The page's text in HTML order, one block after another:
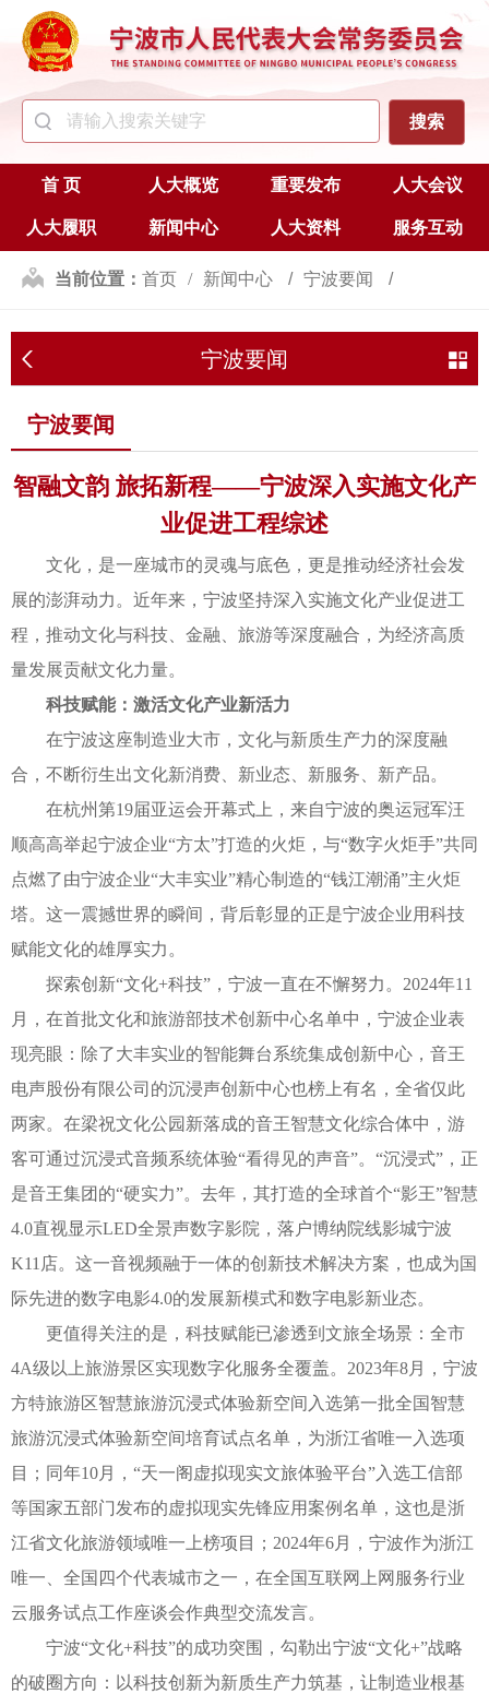
首 页 人大概览 重要发布 人大会议
人大履职 新闻中心 人大资料 服务互动
当前位置： 首页 新闻中心 宁波要闻
宁波要闻
宁波要闻
智融文韵 旅拓新程——宁波深入实施文化产
业促进工程综述
文化，是一座城市的灵魂与底色，更是推动经济社会发
展的澎湃动力。近年来，宁波坚持深入实施文化产业促进工
程，推动文化与科技、金融、旅游等深度融合，为经济高质
量发展贡献文化力量。
科技赋能：激活文化产业新活力
在宁波这座制造业大市，文化与新质生产力的深度融
合，不断衍生出文化新消费、新业态、新服务、新产品。
在杭州第19届亚运会开幕式上，来自宁波的奥运冠军汪
顺高高举起宁波企业“方太”打造的火炬，与“数字火炬手”共同
点燃了由宁波企业“大丰实业”精心制造的“钱江潮涌”主火炬
塔。这一震撼世界的瞬间，背后彰显的正是宁波企业用科技
赋能文化的雄厚实力。
探索创新“文化+科技”，宁波一直在不懈努力。2024年11
月，在首批文化和旅游部技术创新中心名单中，宁波企业表
现亮眼：除了大丰实业的智能舞台系统集成创新中心，音王
电声股份有限公司的沉浸声创新中心也榜上有名，全省仅此
两家。在梁祝文化公园新落成的音王智慧文化综合体中，游
客可通过沉浸式音频系统体验“看得见的声音”。“沉浸式”，正
是音王集团的“硬实力”。去年，其打造的全球首个“影王”智慧
4.0直视显示LED全景声数字影院，落户博纳院线影城宁波
K11店。这一音视频融于一体的创新技术解决方案，也成为国
际先进的数字电影4.0的发展新模式和数字电影新业态。
更值得关注的是，科技赋能已渗透到文旅全场景：全市
4A级以上旅游景区实现数字化服务全覆盖。2023年8月，宁波
方特旅游区智慧旅游沉浸式体验新空间入选第一批全国智慧
旅游沉浸式体验新空间培育试点名单，为浙江省唯一入选项
目；同年10月，“天一阁虚拟现实文旅体验平台”入选工信部
等国家五部门发布的虚拟现实先锋应用案例名单，这也是浙
江省文化旅游领域唯一上榜项目；2024年6月，宁波作为浙江
唯一、全国四个代表城市之一，在全国互联网上网服务行业
云服务试点工作座谈会作典型交流发言。
宁波“文化+科技”的成功突围，勾勒出宁波“文化+”战略
的破圈方向：以科技创新为新质生产力筑基，让制造业根基